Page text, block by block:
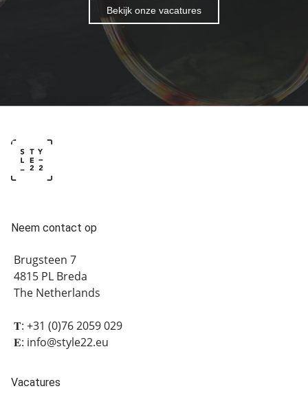
Bekijk onze vacatures
Neem contact op
Brugsteen 7
4815 PL Breda
The Netherlands
𝐓: +31 (0)76 2059 029
𝐄: info@style22.eu
Vacatures